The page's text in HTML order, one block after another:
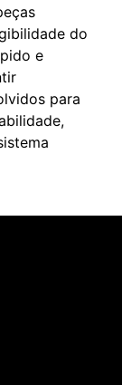
do
e
para